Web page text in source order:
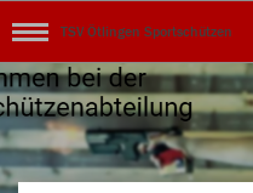
TSV Ötlingen Sportschützen